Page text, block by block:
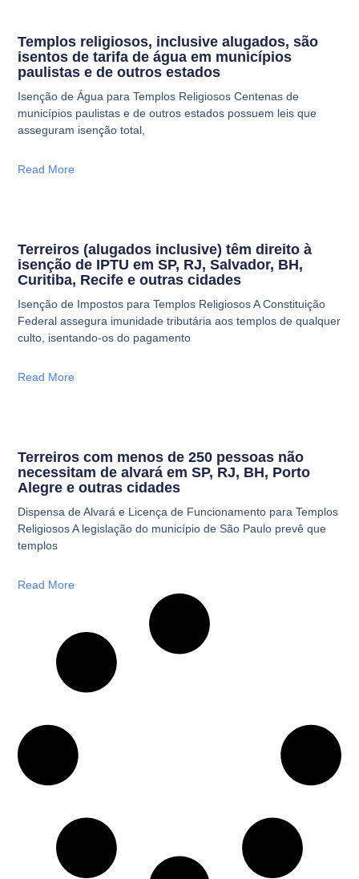
Templos religiosos, inclusive alugados, são
isentos de tarifa de água em municípios
paulistas e de outros estados
Isenção de Água para Templos Religiosos Centenas de
municípios paulistas e de outros estados possuem leis que
asseguram isenção total,
Read More
Terreiros (alugados inclusive) têm direito à
isenção de IPTU em SP, RJ, Salvador, BH,
Curitiba, Recife e outras cidades
Isenção de Impostos para Templos Religiosos A Constituição
Federal assegura imunidade tributária aos templos de qualquer
culto, isentando-os do pagamento
Read More
Terreiros com menos de 250 pessoas não
necessitam de alvará em SP, RJ, BH, Porto
Alegre e outras cidades
Dispensa de Alvará e Licença de Funcionamento para Templos
Religiosos A legislação do município de São Paulo prevê que
templos
Read More